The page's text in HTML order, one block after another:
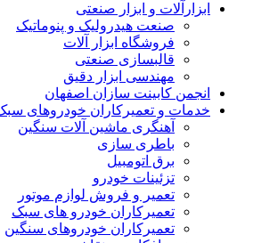
ابزارآلات و ابزار صنعتی
صنعت هیدرولیک و پنوماتیک
فروشگاه ابزار آلات
قالبسازی صنعتی
مهندسی ابزار دقیق
انجمن کابینت سازان اصفهان
خدمات و تعمیرکاران خودروهای
آهنگری ماشین آلات سنگین
باطری سازی
برق اتومبیل
تزئینات خودرو
تعمیر و فروش لوازم موتور
تعمیرکاران خودرو های سبک
تعمیرکاران خودروهای سنگین